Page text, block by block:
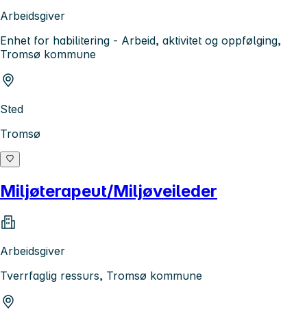
Arbeidsgiver
Enhet for habilitering - Arbeid, aktivitet og oppfølging,
Tromsø kommune
Sted
Tromsø
Miljøterapeut/Miljøveileder
Arbeidsgiver
Tverrfaglig ressurs, Tromsø kommune